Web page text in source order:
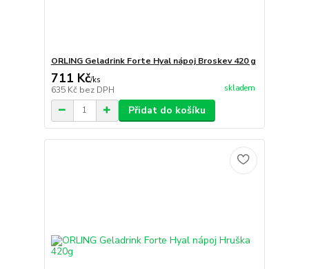
ORLING Geladrink Forte Hyal nápoj Broskev 420 g
711 Kč/ks
635 Kč bez DPH skladem
Přidat do košíku